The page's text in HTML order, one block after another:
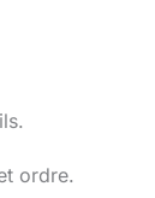
ordre.